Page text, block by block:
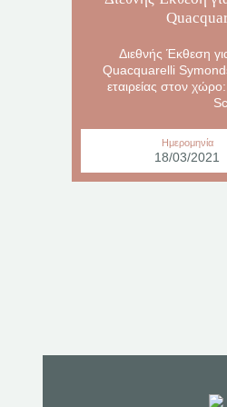
Διεθνής Έκθεση
Quacquarelli
εταιρείας στον
Ημερομηνία
18/03/2021